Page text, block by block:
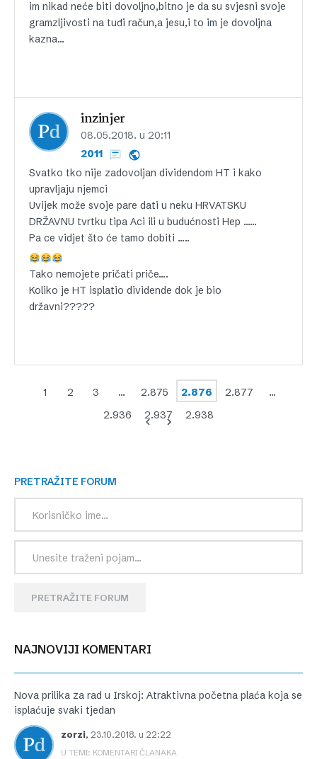
im nikad neće biti dovoljno,bitno je da su svjesni svoje
gramzljivosti na tuđi račun,a jesu,i to im je dovoljna
kazna…
inzinjer
08.05.2018. u 20:11
2011
Svatko tko nije zadovoljan dividendom HT i kako
upravljaju njemci
Uvijek može svoje pare dati u neku HRVATSKU
DRŽAVNU tvrtku tipa Aci ili u budućnosti Hep ……
Pa ce vidjet što će tamo dobiti …..
Tako nemojete pričati priče….
Koliko je HT isplatio dividende dok je bio
državni?????
1 2 3 … 2.875 2.876 2.877
…
2.936
2.937 2.938
PRETRAŽITE FORUM
PRETRAŽITE FORUM
NAJNOVIJI KOMENTARI
Nova prilika za rad u Irskoj: Atraktivna početna plaća koja se
isplaćuje svaki tjedan
zorzi, 23.10.2018. u 22:22
U TEMI: KOMENTARI ČLANAKA